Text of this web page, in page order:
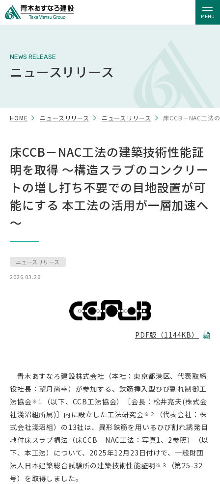
MENU
NEWS RELEASE
ニュースリリース
HOME ニュースリリース ニュースリリース 床CCB－NAC工法
床CCB－NAC工法の建築技術性能証
明を取得 ～構造スラブのコンクリー
トの増し打ち不要での目地設置が可
能にする 本工法の活用が一層加速へ
～
ニュースリリース
2026.03.26
PDF版（1144KB）
青木あすなろ建設株式会社（本社：東京都港区、代表取締
役社長：望月尚幸）が参加する、鉄筋挿入型ひび割れ制御工
法協会※１
（以下、CCB工法協会）［会長：松井亮夫(株式会
社淺沼組所属)］内に設立した工法研究会※２
（代表会社：株
式会社淺沼組）の13社は、異形鉄筋を用いるひび割れ誘発目
地付床スラブ構法（床CCB－NAC工法：写真1、2参照）（以
下、本工法）について、2025年12月23日付けで、一般財団
法人日本建築総合試験所の建築技術性能証明 ※３
（第25-32
号）を取得しました。